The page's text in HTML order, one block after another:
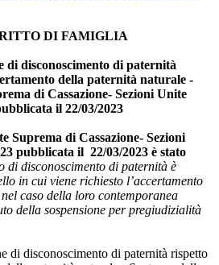
DI FAMIGLIA
di disconoscimento di paternità
della paternità naturale -
di Cassazione- Sezioni Unite
il 22/03/2023
Suprema di Cassazione- Sezioni
pubblicata il 22/03/2023 è stato
di disconoscimento di paternità è
in cui viene richiesto l’accertamento
caso della loro contemporanea
della sospensione per pregiudizialità